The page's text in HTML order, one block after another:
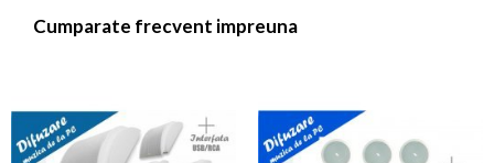
Cumparate frecvent impreuna